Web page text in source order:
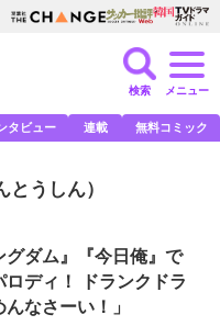
検索 メニュー
タビュー 連載 無料コミック
とうしん）
グダム』『今日俺』で
ディ！ ドランクドラ
なさーい！」